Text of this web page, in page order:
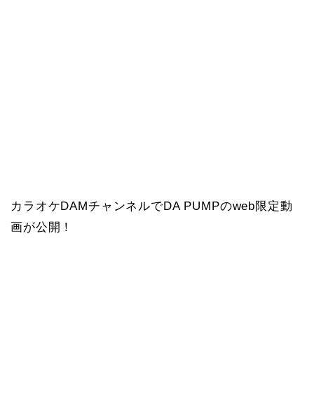
カラオケDAMチャンネルでDA PUMPのweb限定動
画が公開！